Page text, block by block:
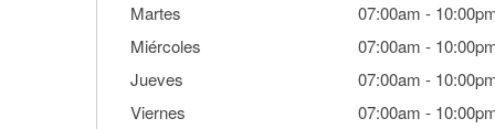
Martes
07:00am -
Miércoles
07:00am -
Jueves
07:00am -
Viernes
07:00am -